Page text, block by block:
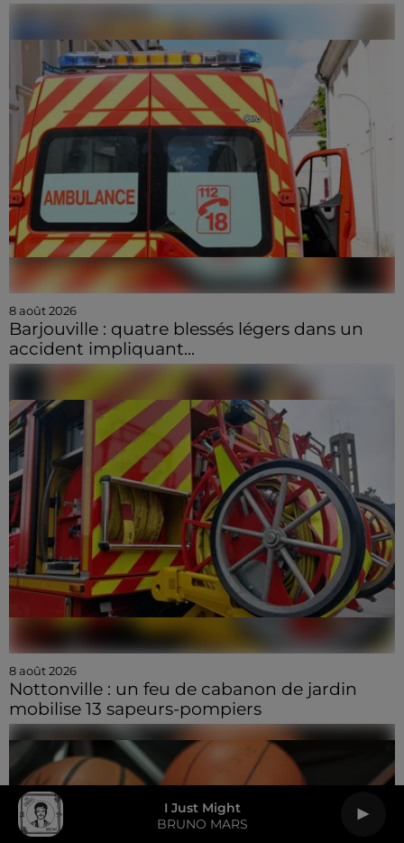
I Just Might
BRUNO MARS
8 août 2026
Barjouville : quatre blessés légers dans un
accident impliquant...
8 août 2026
Nottonville : un feu de cabanon de jardin
mobilise 13 sapeurs-pompiers